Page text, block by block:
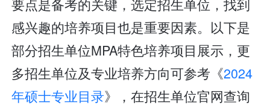
要点是备考的关键，选定招生单位，找到
感兴趣的培养项目也是重要因素。以下是
部分招生单位MPA特色培养项目展示，更
多招生单位及专业培养方向可参考《2024
年硕士专业目录》，在招生单位官网查询